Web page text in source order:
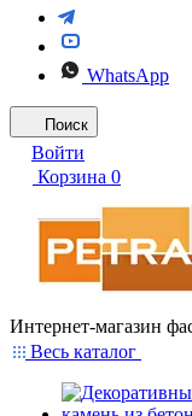
WhatsApp
Поиск
Войти
Корзина 0
Интернет-магазин
Весь каталог